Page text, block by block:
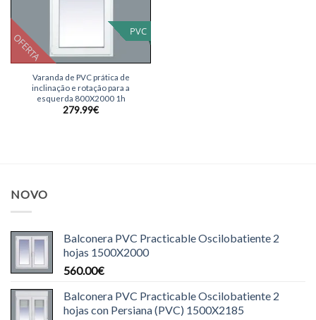
OFERTA
PVC
Varanda de PVC prática de
inclinação e rotação para a
esquerda 800X2000 1h
279.99€
NOVO
Balconera PVC Practicable Oscilobatiente 2
hojas 1500X2000
560.00€
Balconera PVC Practicable Oscilobatiente 2
hojas con Persiana (PVC) 1500X2185